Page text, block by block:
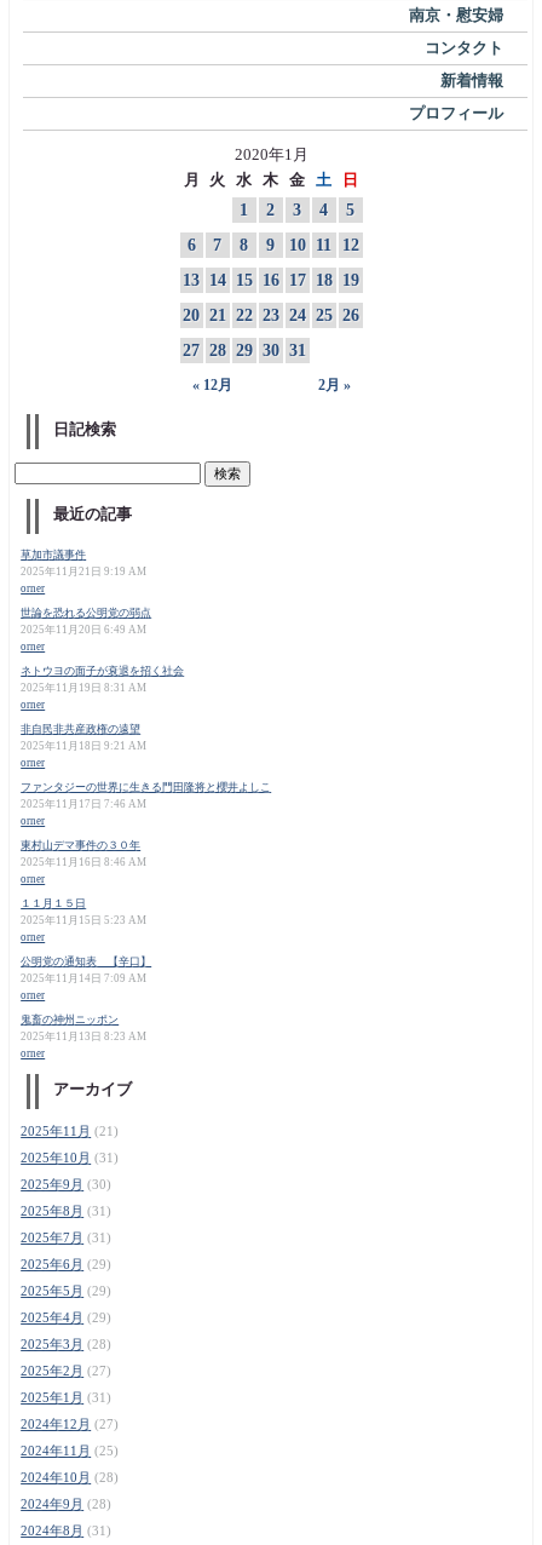
南京・慰安婦
コンタクト
新着情報
プロフィール
2020年1月
月
火 水 木 金 土 日
« 12月 2月 »
1 2 3 4
5
6
7 8 9 10 11
12
13 14 15 16 17 18
19
20 21 22 23 24 25 26
27 28 29 30 31
日記検索
最近の記事
草加市議事件
2025年11月21日 9:19 AM
orner
世論を恐れる公明党の弱点
2025年11月20日 6:49 AM
orner
ネトウヨの面子が衰退を招く社会
2025年11月19日 8:31 AM
orner
非自民非共産政権の遠望
2025年11月18日 9:21 AM
orner
ファンタジーの世界に生きる門田隆将と櫻井よしこ
2025年11月17日 7:46 AM
orner
東村山デマ事件の３０年
2025年11月16日 8:46 AM
orner
１１月１５日
2025年11月15日 5:23 AM
orner
公明党の通知表 【辛口】
2025年11月14日 7:09 AM
orner
鬼畜の神州ニッポン
2025年11月13日 8:23 AM
orner
アーカイブ
2025年11月 (21)
2025年10月 (31)
2025年9月 (30)
2025年8月 (31)
2025年7月 (31)
2025年6月 (29)
2025年5月 (29)
2025年4月 (29)
2025年3月 (28)
2025年2月 (27)
2025年1月 (31)
2024年12月 (27)
2024年11月 (25)
2024年10月 (28)
2024年9月 (28)
2024年8月 (31)